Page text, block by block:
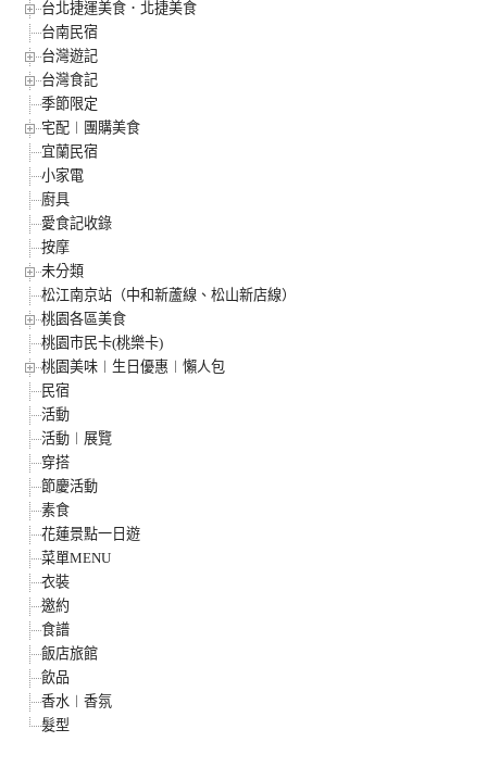
台北捷運美食．北捷美食
台南民宿
台灣遊記
台灣食記
季節限定
宅配︱團購美食
宜蘭民宿
小家電
廚具
愛食記收錄
按摩
未分類
松江南京站（中和新蘆線、松山新店線）
桃園各區美食
桃園市民卡(桃樂卡)
桃園美味︱生日優惠︱懶人包
民宿
活動
活動︱展覽
穿搭
節慶活動
素食
花蓮景點一日遊
菜單MENU
衣裝
邀約
食譜
飯店旅館
飲品
香水︱香氛
髮型